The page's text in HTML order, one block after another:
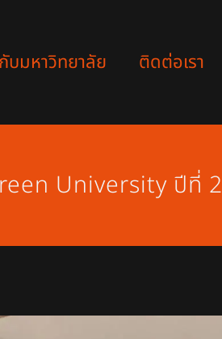
บมหาวิทยาลัย ติดต่อเรา
University ปีที่ 2